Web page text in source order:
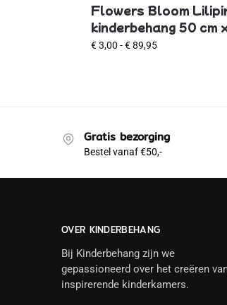
Flowers Bloom
kinderbehang 50 cm
€3,00 -€89,95
Gratis bezorging
Bestel vanaf €50,-
OVER KINDERBEHANG
Bij Kinderbehang zijn we
gepassioneerd over het creëren
inspirerende kinderkamers.